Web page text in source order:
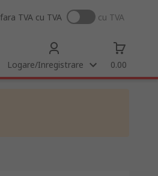
fara TVA cu TVA cu TVA
Logare/Inregistrare 0.00